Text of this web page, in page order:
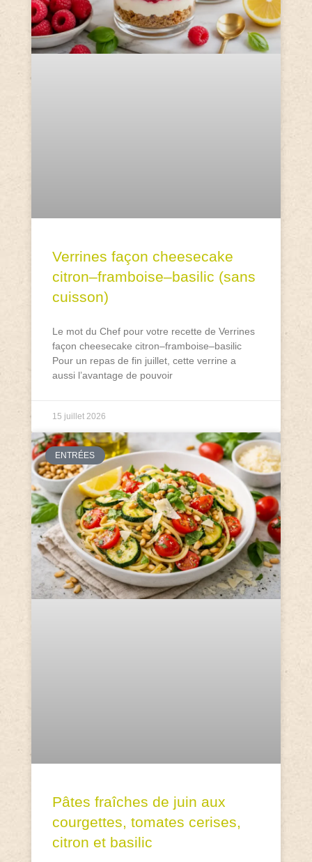
Verrines façon cheesecake
citron–framboise–basilic (sans
cuisson)
Le mot du Chef pour votre recette de Verrines
façon cheesecake citron–framboise–basilic
Pour un repas de fin juillet, cette verrine a
aussi l’avantage de pouvoir
15 juillet 2026
ENTRÉES
Pâtes fraîches de juin aux
courgettes, tomates cerises,
citron et basilic